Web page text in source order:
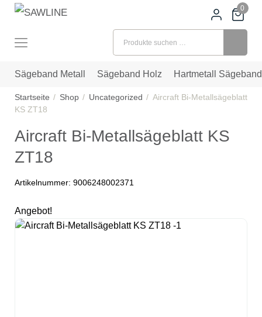
0
Sägeband Metall Sägeband Holz Hartmetall Sägeband
Startseite Shop Uncategorized
Aircraft Bi-Metallsägeblatt
KS ZT18
Aircraft Bi-Metallsägeblatt KS
ZT18
Artikelnummer: 9006248002371
Angebot!